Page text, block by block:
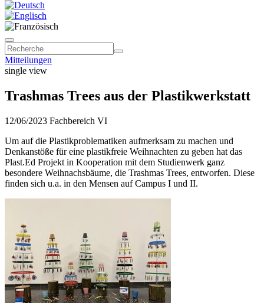
Mitteilungen
single view
Trashmas Trees aus der Plastikwerkstatt
12/06/2023 Fachbereich VI
Um auf die Plastikproblematiken aufmerksam zu machen und
Denkanstöße für eine plastikfreie Weihnachten zu geben hat das
Plast.Ed Projekt in Kooperation mit dem Studienwerk ganz
besondere Weihnachsbäume, die Trashmas Trees, entworfen. Diese
finden sich u.a. in den Mensen auf Campus I und II.